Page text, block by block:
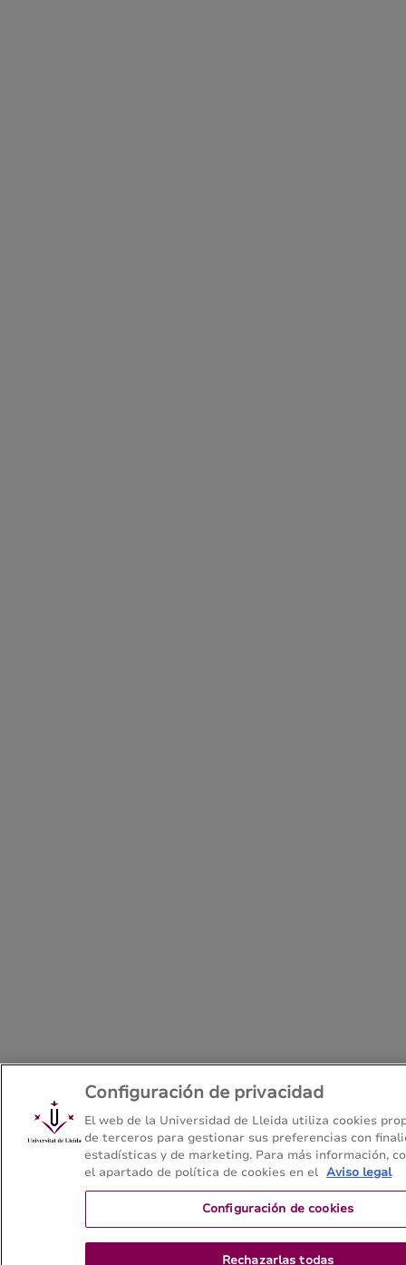
Configuración de privacidad
El web de la Universidad de Lleida utiliza cookies
de terceros para gestionar sus preferencias con
estadísticas y de marketing. Para más información,
el apartado de política de cookies en el Aviso legal
Configuración de cookies
Rechazarlas todas